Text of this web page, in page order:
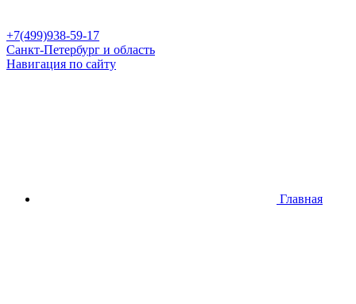
+7(499)938-59-17
Санкт-Петербург и область
Навигация по сайту
Главная